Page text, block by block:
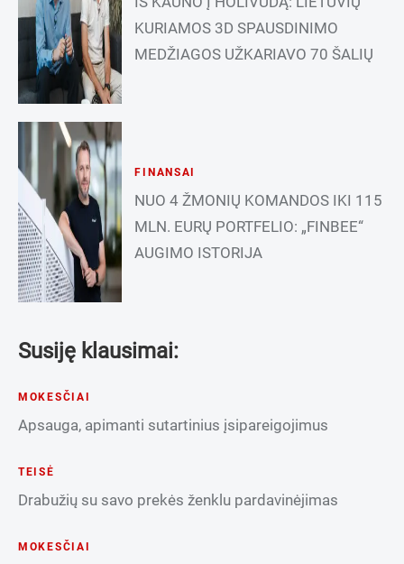
KURIAMOS 3D SPAUSDINIMO
MEDŽIAGOS UŽKARIAVO 70 ŠALIŲ
FINANSAI
NUO 4 ŽMONIŲ KOMANDOS IKI 115
MLN. EURŲ PORTFELIO: „FINBEE“
AUGIMO ISTORIJA
Susiję klausimai:
MOKESČIAI
Apsauga, apimanti sutartinius įsipareigojimus
TEISĖ
Drabužių su savo prekės ženklu pardavinėjimas
MOKESČIAI